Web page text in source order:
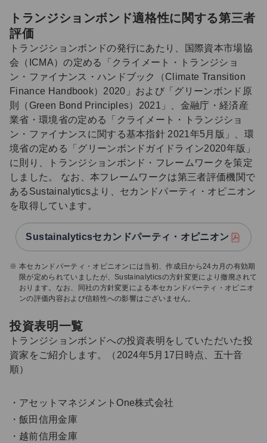
トランジションボンド適格性に関する第三者
評価
トランジションボンドの発行にあたり、国際資本市場協
会（ICMA）の定める「クライメート・トランジショ
ン・ファイナンス・ハンドブック（Climate Transition
Finance Handbook）2020」および「グリーンボンド原
則（Green Bond Principles）2021」、金融庁・経済産
業省・環境省の定める「クライメート・トランジショ
ン・ファイナンスに関する基本指針 2021年5月版」、環
境省の定める「グリーンボンドガイドライン2020年版」
に則り、トランジションボンド・フレームワークを策定
しました。 なお、本フレームワークは第三者評価機関で
あるSustainalyticsより、セカンドパーティ・オピニオン
を取得しています。
Sustainalyticsセカンドパーティ・オピニオン
本セカンドパーティ・オピニオンには当初、作成日から24カ月の有効期
限が定められていましたが、Sustainalyticsの方針変更により撤廃されて
おります。なお、同社の方針変更による本セカンドパーティ・オピニオ
ンの評価内容および信頼性への影響はございません。
投資表明一覧
トランジションボンドへの投資表明をしていただいた投
資家をご紹介します。（2024年5月17日時点、五十音
順）
アセットマネジメントOne株式会社
飯田信用金庫
越前信用金庫